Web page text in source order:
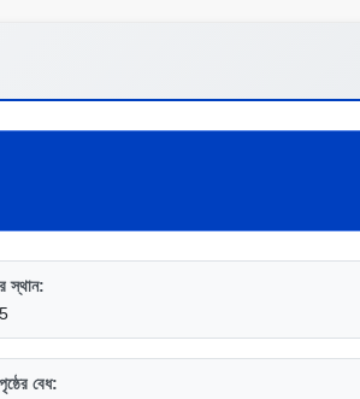
স্থান:
বেধ: